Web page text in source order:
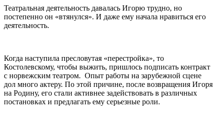
Театральная деятельность давалась Игорю трудно, но
постепенно он «втянулся». И даже ему начала нравиться его
деятельность.
Когда наступила пресловутая «перестройка», то
Костолевскому, чтобы выжить, пришлось подписать контракт
с норвежским театром. Опыт работы на зарубежной сцене
дол много актеру. По этой причине, после возвращения Игоря
на Родину, его стали активнее задействовать в различных
постановках и предлагать ему серьезные роли.